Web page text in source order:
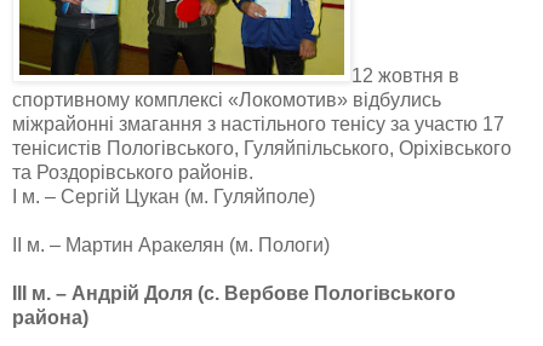
12 жовтня в
спортивному комплексі «Локомотив» відбулись
міжрайонні змагання з настільного тенісу за участю 17
тенісистів Пологівського, Гуляйпільського, Оріхівського
та Роздорівського районів.
І м. – Сергій Цукан (м. Гуляйполе)
ІІ м. – Мартин Аракелян (м. Пологи)
ІІІ м. – Андрій Доля (с. Вербове Пологівського
района)